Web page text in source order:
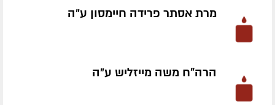
מרת אסתר פרידה חיימסון ע״ה
הרה"ח משה מייזליש ע״ה